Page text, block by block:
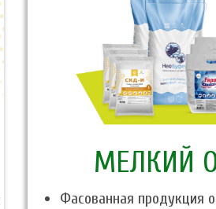
МЕЛКИЙ
Фасованная продукция